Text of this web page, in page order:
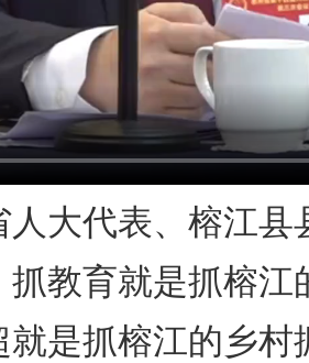
大代表、榕江县
抓教育就是抓榕江
就是抓榕江的乡村